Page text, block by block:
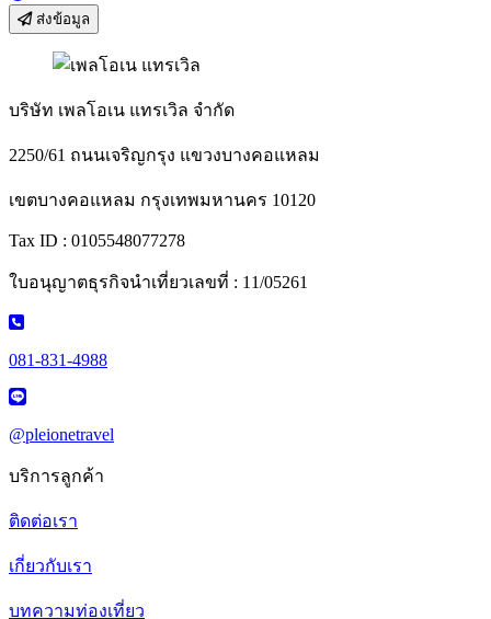
ส่งข้อมูล
บริษัท เพลโอเน แทรเวิล จำกัด
2250/61 ถนนเจริญกรุง แขวงบางคอแหลม
เขตบางคอแหลม กรุงเทพมหานคร 10120
Tax ID : 0105548077278
ใบอนุญาตธุรกิจนำเที่ยวเลขที่ : 11/05261
081-831-4988
@pleionetravel
บริการลูกค้า
ติดต่อเรา
เกี่ยวกับเรา
บทความท่องเที่ยว